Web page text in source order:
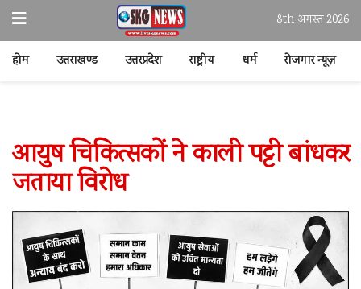
8th अगस्त 2026
होम उत्तराखण्ड उत्तरप्रदेश राष्ट्रीय धर्म रोजगार न्यूज़
आयुष चिकित्सकों ने काली पट्टी बांधकर
जताया विरोध